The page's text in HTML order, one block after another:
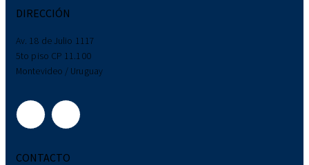
DIRECCIÓN
Av. 18 de Julio 1117
5to piso CP 11.100
Montevideo / Uruguay
CONTACTO